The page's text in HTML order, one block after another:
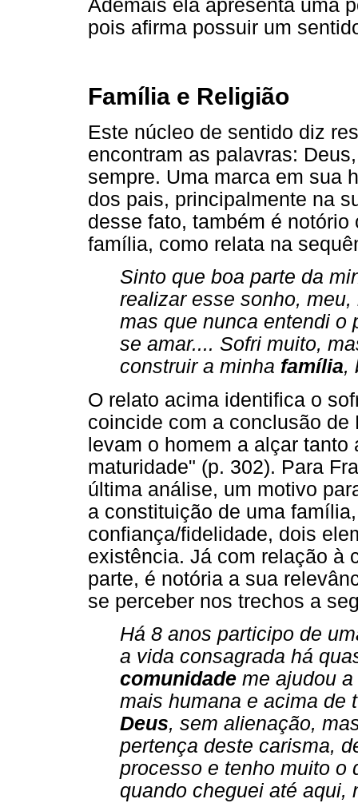
Ademais ela apresenta uma
pois afirma possuir um
Família e Religião
Este núcleo de sentido diz
encontram as palavras:
sempre. Uma marca em sua
dos pais, principalmente na
desse fato, também é
família, como relata na
Sinto que boa parte da
realizar esse sonho,
mas que nunca entendi o
se amar.... Sofri muito,
construir a minha família,
O relato acima identifica o
coincide com a conclusão
levam o homem a alçar
maturidade" (p. 302). Para
última análise, um motivo
a constituição de uma
confiança/fidelidade, dois
existência. Já com relação à
parte, é notória a sua
se perceber nos trechos a
Há 8 anos participo de
a vida consagrada há
comunidade me ajudou
mais humana e acima de
Deus, sem alienação,
pertença deste carisma,
processo e tenho muito o
quando cheguei até aqui,